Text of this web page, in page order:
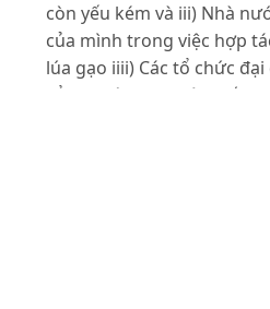
còn yếu kém và iii) Nhà
của mình trong việc hợp
lúa gạo iiii) Các tổ chức
tổ hợp tác) chưa làm tốt